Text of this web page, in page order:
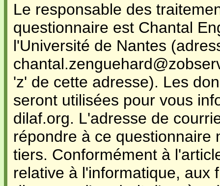
Le responsable des
questionnaire est Chantal
l'Université de Nantes
'z' de cette adresse). Les
seront utilisées pour vous
dilaf.org. L'adresse de
répondre à ce questionnaire
tiers. Conformément à
relative à l'informatique, aux